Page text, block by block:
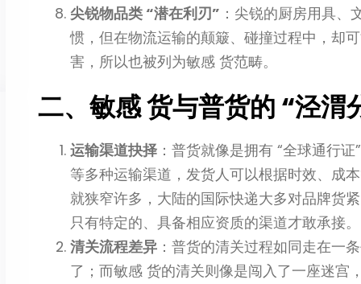
尖锐物品类 “潜在利刃” ：尖锐的厨房用具
惯，但在物流运输的颠簸、碰撞过程中，却
害，所以也被列为敏感 货范畴。
二、敏感 货与普货的 “泾渭
运输渠道抉择：普货就像是拥有 “全球通行
等多种运输渠道，发货人可以根据时效、成
就狭窄许多，大陆的国际快递大多对品牌货
只有特定的、具备相应资质的渠道才敢承接。
清关流程差异：普货的清关过程如同走在一
了；而敏感 货的清关则像是闯入了一座迷宫